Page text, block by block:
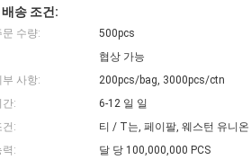
송 조건:
문 수량:
500pcs
협상 가능
부 사항:
200pcs/bag, 3000pcs/ctn
:
6-12 일 일
건:
티 / T는, 페이팔, 웨스턴 유니온
력:
달 당 100,000,000 PCS